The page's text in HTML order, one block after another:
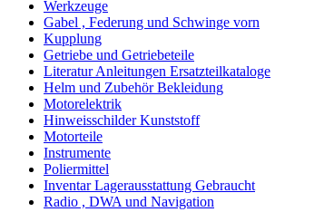
Werkzeuge
Gabel , Federung und Schwinge vorn
Kupplung
Getriebe und Getriebeteile
Literatur Anleitungen Ersatzteilkataloge
Helm und Zubehör Bekleidung
Motorelektrik
Hinweisschilder Kunststoff
Motorteile
Instrumente
Poliermittel
Inventar Lagerausstattung Gebraucht
Radio , DWA und Navigation